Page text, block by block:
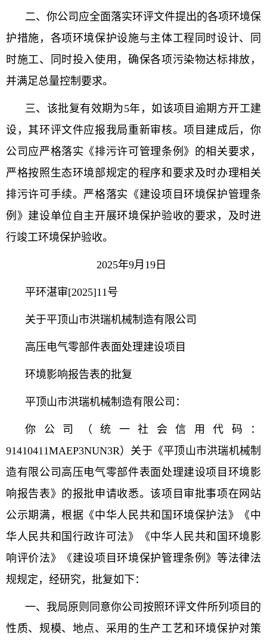
二、你公司应全面落实环评文件提出的各项环境保
护措施，各项环境保护设施与主体工程同时设计、同
时施工、同时投入使用，确保各项污染物达标排放，
并满足总量控制要求。
三、该批复有效期为5年，如该项目逾期方开工建
设，其环评文件应报我局重新审核。项目建成后，你
公司应严格落实《排污许可管理条例》的相关要求，
严格按照生态环境部规定的程序和要求及时办理相关
排污许可手续。严格落实《建设项目环境保护管理条
例》建设单位自主开展环境保护验收的要求，及时进
行竣工环境保护验收。
2025年9月19日
平环湛审[2025]11号
关于平顶山市洪瑞机械制造有限公司
高压电气零部件表面处理建设项目
环境影响报告表的批复
平顶山市洪瑞机械制造有限公司：
你公司（统一社会信用代码：
91410411MAEP3NUN3R）关于《平顶山市洪瑞机械制
造有限公司高压电气零部件表面处理建设项目环境影
响报告表》的报批申请收悉。该项目审批事项在网站
公示期满，根据《中华人民共和国环境保护法》《中
华人民共和国行政许可法》《中华人民共和国环境影
响评价法》《建设项目环境保护管理条例》等法律法
规规定，经研究，批复如下：
一、我局原则同意你公司按照环评文件所列项目的
性质、规模、地点、采用的生产工艺和环境保护对策